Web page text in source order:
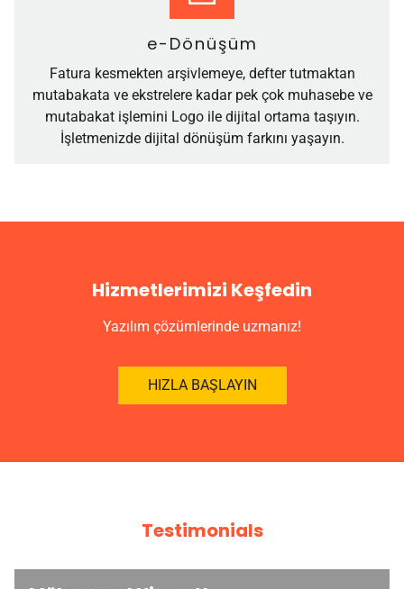
e-Dönüşüm
Fatura kesmekten arşivlemeye, defter tutmaktan
mutabakata ve ekstrelere kadar pek çok muhasebe ve
mutabakat işlemini Logo ile dijital ortama taşıyın.
İşletmenizde dijital dönüşüm farkını yaşayın.
Hizmetlerimizi Keşfedin
Yazılım çözümlerinde uzmanız!
HIZLA BAŞLAYIN
Testimonials